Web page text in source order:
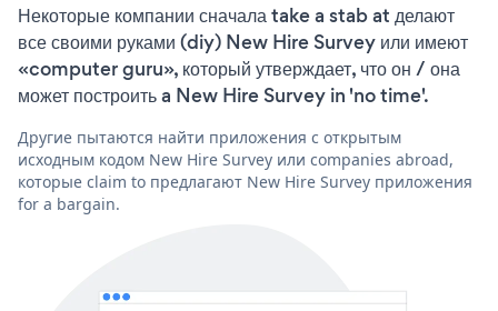
Некоторые компании сначала take a stab at делают
все своими руками (diy) New Hire Survey или имеют
«computer guru», который утверждает, что он / она
может построить a New Hire Survey in 'no time'.
Другие пытаются найти приложения с открытым
исходным кодом New Hire Survey или companies abroad,
которые claim to предлагают New Hire Survey приложения
for a bargain.